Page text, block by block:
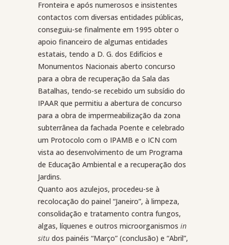
Fronteira e após numerosos e insistentes
contactos com diversas entidades públicas,
conseguiu-se finalmente em 1995 obter o
apoio financeiro de algumas entidades
estatais, tendo a D. G. dos Edifícios e
Monumentos Nacionais aberto concurso
para a obra de recuperação da Sala das
Batalhas, tendo-se recebido um subsídio do
IPAAR que permitiu a abertura de concurso
para a obra de impermeabilização da zona
subterrânea da fachada Poente e celebrado
um Protocolo com o IPAMB e o ICN com
vista ao desenvolvimento de um Programa
de Educação Ambiental e a recuperação dos
Jardins.
Quanto aos azulejos, procedeu-se à
recolocação do painel “Janeiro”, à limpeza,
consolidação e tratamento contra fungos,
algas, líquenes e outros microorganismos in
situ dos painéis “Março” (conclusão) e “Abril”,